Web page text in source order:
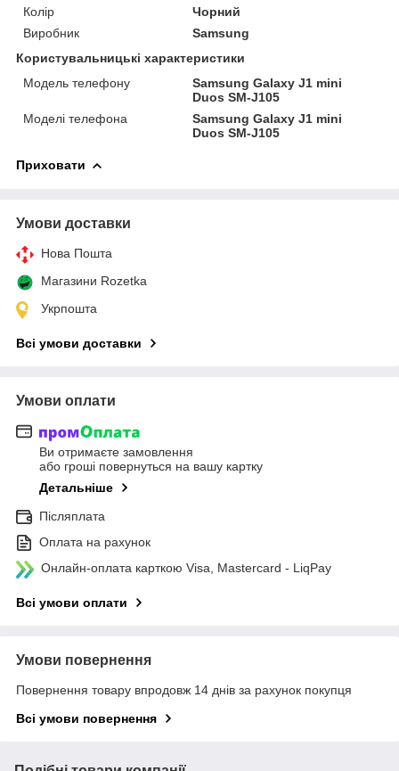
Колір
Чорний
Виробник
Samsung
Користувальницькі характеристики
Модель телефону
Samsung Galaxy J1 mini
Duos SM-J105
Моделі телефона
Samsung Galaxy J1 mini
Duos SM-J105
Приховати
Умови доставки
Нова Пошта
Магазини Rozetka
Укрпошта
Всі умови доставки
Умови оплати
Ви отримаєте замовлення
або гроші повернуться на вашу картку
Детальніше
Післяплата
Оплата на рахунок
Онлайн-оплата карткою Visa, Mastercard - LiqPay
Всі умови оплати
Умови повернення
Повернення товару впродовж 14 днів за рахунок покупця
Всі умови повернення